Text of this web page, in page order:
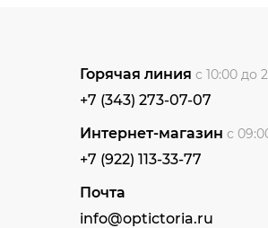
Горячая линия с 10:00 до
+7 (343) 273-07-07
Интернет-магазин с
+7 (922) 113-33-77
Почта
info@optictoria.ru